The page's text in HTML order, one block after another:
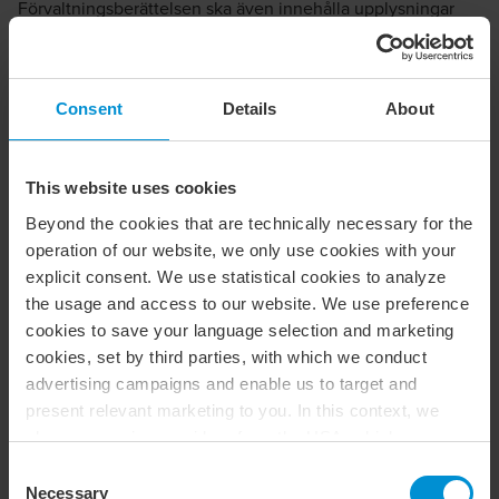
Consent Details About
This website uses cookies
Beyond the cookies that are technically necessary for the
operation of our website, we only use cookies with your
explicit consent. We use statistical cookies to analyze
the usage and access to our website. We use preference
cookies to save your language selection and marketing
cookies, set by third parties, with which we conduct
advertising campaigns and enable us to target and
present relevant marketing to you. In this context, we
also use service providers from the USA, which means
entirely voluntary, and you can choose which types of
Necessary
Förvaltningsberättelsen ska även innehålla upplysningar
om väsentliga händelser som inträffat under året och
sådana förhållanden som inte redovisas i balansräkningen,
resultaträkningen eller noterna men som är viktiga för
bedömningen av utvecklingen av företagets verksamhet.
Större företag ska även lämna upplysning om förväntade
risker och osäkerhetsfaktorer som företaget står inför.
Vi bedömer att det många gånger inte räcker att enbart
ange att företagets resultat påverkats positivt/negativt av
coronapandemin utan företagen behöver även upplysa om
på vilket sätt resultat och ställning påverkats samt vilka
åtgärder som företaget vidtagit för att hantera negativ
påverkan.
Händelser efter balansdagen
En händelse efter rapportperioden kan vara antingen en